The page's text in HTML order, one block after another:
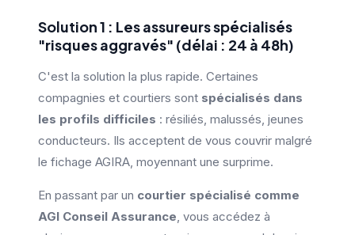
Solution 1 : Les assureurs spécialisés
"risques aggravés" (délai : 24 à 48h)
C'est la solution la plus rapide. Certaines
compagnies et courtiers sont spécialisés dans
les profils difficiles : résiliés, malussés, jeunes
conducteurs. Ils acceptent de vous couvrir malgré
le fichage AGIRA, moyennant une surprime.
En passant par un courtier spécialisé comme
AGI Conseil Assurance, vous accédez à